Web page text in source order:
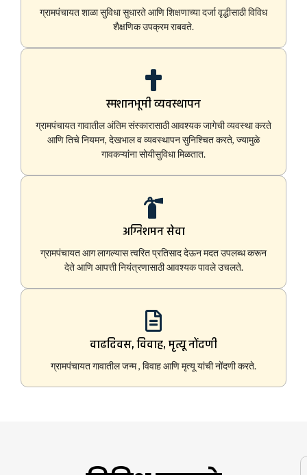
ग्रामपंचायत शाळा सुविधा सुधारते आणि शिक्षणाच्या दर्जा वृद्धीसाठी विविध
शैक्षणिक उपक्रम राबवते.
स्मशानभूमी व्यवस्थापन
ग्रामपंचायत गावातील अंतिम संस्कारासाठी आवश्यक जागेची व्यवस्था करते
आणि तिचे नियमन, देखभाल व व्यवस्थापन सुनिश्चित करते, ज्यामुळे
गावकऱ्यांना सोयीसुविधा मिळतात.
अग्निशमन सेवा
ग्रामपंचायत आग लागल्यास त्वरित प्रतिसाद देऊन मदत उपलब्ध करून
देते आणि आपत्ती नियंत्रणासाठी आवश्यक पावले उचलते.
वाढदिवस, विवाह, मृत्यू नोंदणी
ग्रामपंचायत गावातील जन्म , विवाह आणि मृत्यू यांची नोंदणी करते.